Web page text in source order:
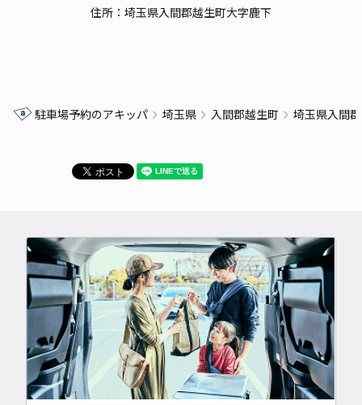
住所：埼玉県入間郡越生町大字鹿下
駐車場予約のアキッパ 埼玉県 入間郡越生町 埼玉県入間